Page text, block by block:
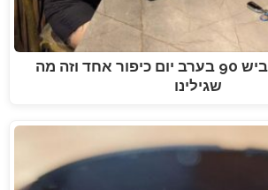
נסענו את כל כביש 90 בערב יום כיפור אחד וזה מה
שגילינו